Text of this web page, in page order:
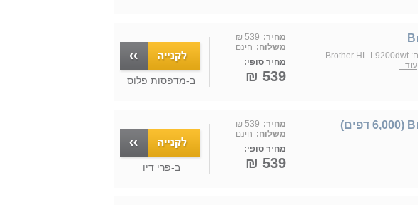
טונר מקורי שחור Brother TN-900BK מתאים לדגם: Brother HL-L9200dwt
עוד...
מחיר: 539 ₪
משלוח: חינם
מחיר סופי:
539 ₪ ב-מדפסות פלוס
מחיר: 539 ₪
משלוח: חינם
מחיר סופי:
539 ₪ ב-פרי דיו